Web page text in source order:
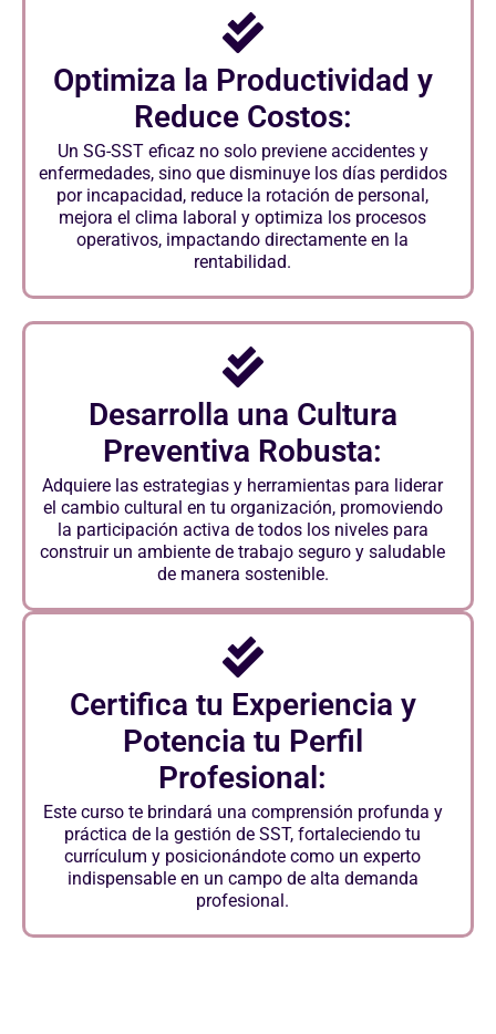
Optimiza la Productividad y
Reduce Costos:
Un SG-SST eficaz no solo previene accidentes y
enfermedades, sino que disminuye los días perdidos
por incapacidad, reduce la rotación de personal,
mejora el clima laboral y optimiza los procesos
operativos, impactando directamente en la
rentabilidad.
Desarrolla una Cultura
Preventiva Robusta:
Adquiere las estrategias y herramientas para liderar
el cambio cultural en tu organización, promoviendo
la participación activa de todos los niveles para
construir un ambiente de trabajo seguro y saludable
de manera sostenible.
Certifica tu Experiencia y
Potencia tu Perfil
Profesional:
Este curso te brindará una comprensión profunda y
práctica de la gestión de SST, fortaleciendo tu
currículum y posicionándote como un experto
indispensable en un campo de alta demanda
profesional.